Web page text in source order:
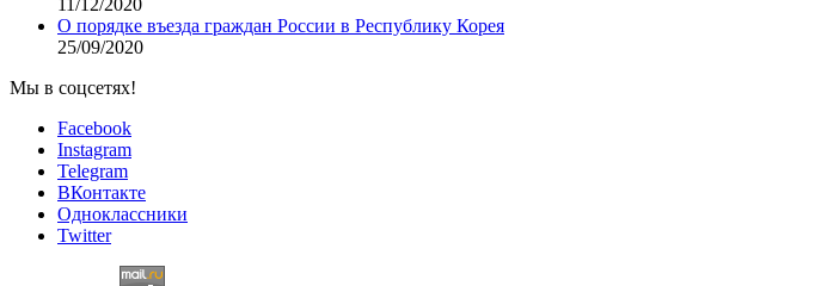
О порядке въезда граждан России в Республику Корея
25/09/2020
Мы в соцсетях!
Facebook
Instagram
Telegram
ВКонтакте
Одноклассники
Twitter